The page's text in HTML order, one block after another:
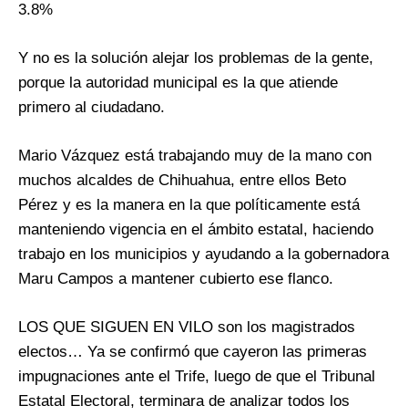
3.8%
Y no es la solución alejar los problemas de la gente,
porque la autoridad municipal es la que atiende
primero al ciudadano.
Mario Vázquez está trabajando muy de la mano con
muchos alcaldes de Chihuahua, entre ellos Beto
Pérez y es la manera en la que políticamente está
manteniendo vigencia en el ámbito estatal, haciendo
trabajo en los municipios y ayudando a la gobernadora
Maru Campos a mantener cubierto ese flanco.
LOS QUE SIGUEN EN VILO son los magistrados
electos… Ya se confirmó que cayeron las primeras
impugnaciones ante el Trife, luego de que el Tribunal
Estatal Electoral, terminara de analizar todos los